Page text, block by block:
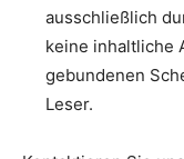
ausschließlich
keine inhaltliche
gebundenen
Leser.